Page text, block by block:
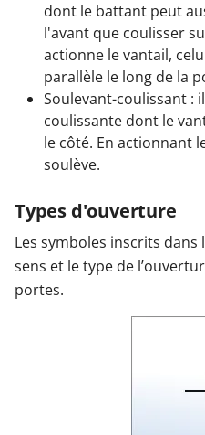
dont le battant peut
l'avant que coulisser
actionne le vantail,
parallèle le long de la
Soulevant-coulissant :
coulissante dont le
le côté. En actionnant
soulève.
Types d'ouverture
Les symboles inscrits
sens et le type de
portes.